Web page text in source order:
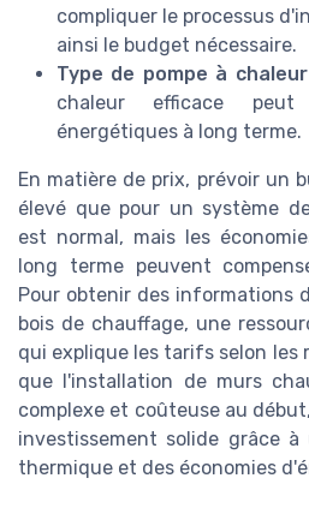
compliquer le processus
ainsi le budget nécessaire.
Type de pompe à chaleur
chaleur efficace
énergétiques à long terme.
En matière de prix, prévoir un
élevé que pour un système
est normal, mais les
long terme peuvent
Pour obtenir des informations
bois de chauffage, une
qui explique les tarifs selon les
que l'installation de murs
complexe et coûteuse au
investissement solide grâce
thermique et des économies